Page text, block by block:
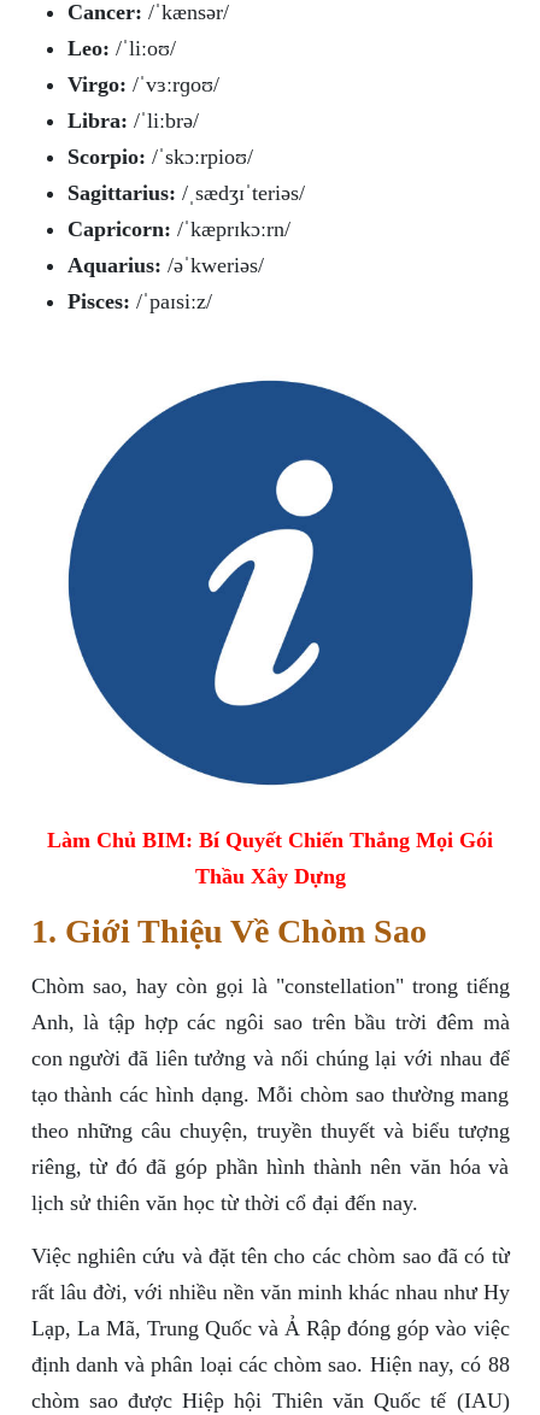
Cancer: /ˈkænsər/
Leo: /ˈliːoʊ/
Virgo: /ˈvɜːrɡoʊ/
Libra: /ˈliːbrə/
Scorpio: /ˈskɔːrpioʊ/
Sagittarius: /ˌsædʒɪˈteriəs/
Capricorn: /ˈkæprɪkɔːrn/
Aquarius: /əˈkweriəs/
Pisces: /ˈpaɪsiːz/
Làm Chủ BIM: Bí Quyết Chiến Thắng Mọi Gói
Thầu Xây Dựng
1. Giới Thiệu Về Chòm Sao
Chòm sao, hay còn gọi là "constellation" trong tiếng
Anh, là tập hợp các ngôi sao trên bầu trời đêm mà
con người đã liên tưởng và nối chúng lại với nhau để
tạo thành các hình dạng. Mỗi chòm sao thường mang
theo những câu chuyện, truyền thuyết và biểu tượng
riêng, từ đó đã góp phần hình thành nên văn hóa và
lịch sử thiên văn học từ thời cổ đại đến nay.
Việc nghiên cứu và đặt tên cho các chòm sao đã có từ
rất lâu đời, với nhiều nền văn minh khác nhau như Hy
Lạp, La Mã, Trung Quốc và Ả Rập đóng góp vào việc
định danh và phân loại các chòm sao. Hiện nay, có 88
chòm sao được Hiệp hội Thiên văn Quốc tế (IAU)